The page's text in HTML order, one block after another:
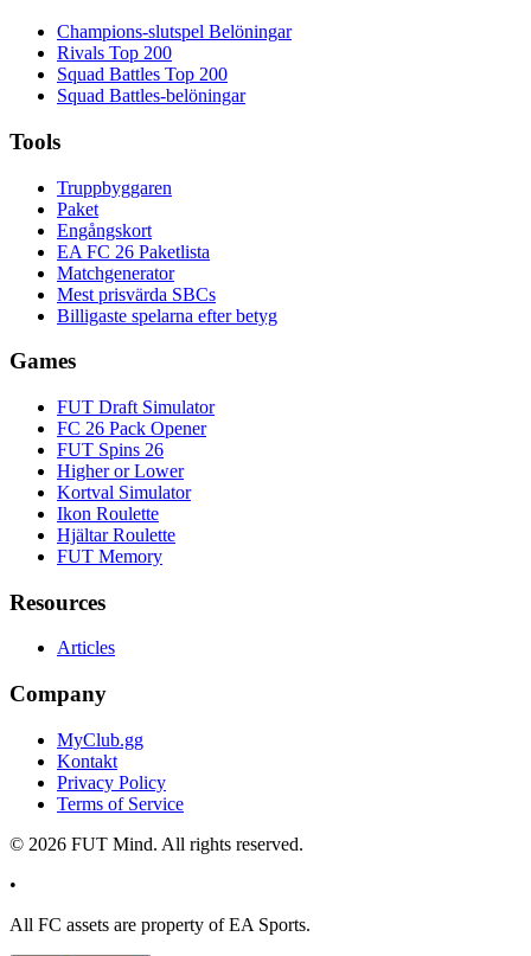
Champions-slutspel Belöningar
Rivals Top 200
Squad Battles Top 200
Squad Battles-belöningar
Tools
Truppbyggaren
Paket
Engångskort
EA FC 26 Paketlista
Matchgenerator
Mest prisvärda SBCs
Billigaste spelarna efter betyg
Games
FUT Draft Simulator
FC 26 Pack Opener
FUT Spins 26
Higher or Lower
Kortval Simulator
Ikon Roulette
Hjältar Roulette
FUT Memory
Resources
Articles
Company
MyClub.gg
Kontakt
Privacy Policy
Terms of Service
© 2026 FUT Mind. All rights reserved.
•
All FC assets are property of EA Sports.